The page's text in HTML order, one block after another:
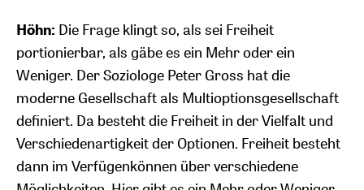
Höhn: Die Frage klingt so, als sei Freiheit
portionierbar, als gäbe es ein Mehr oder ein
Weniger. Der Soziologe Peter Gross hat die
moderne Gesellschaft als Multioptionsgesellschaft
definiert. Da besteht die Freiheit in der Vielfalt und
Verschiedenartigkeit der Optionen. Freiheit besteht
dann im Verfügenkönnen über verschiedene